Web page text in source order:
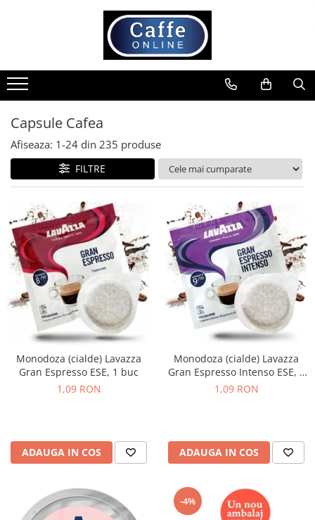
Cafea
Cafea Boabe
Capsule Cafea
Cafea Macinata
Cafea Instant
Ceai
Aparate Automate
Aparate capsule
Aparate clasice
Accesorii
Rasnite
Complementare
Capace
Cesti si farfurii
Palete cafea
Cappucino instant
Ciocolata calda
Capsule Cafea
Afiseaza: 1-24 din 235 produse
FILTRE
Monodoza (cialde) Lavazza
Gran Espresso ESE, 1 buc
1,09 RON
ADAUGA IN COS
Monodoza (cialde) Lavazza
Gran Espresso Intenso ESE, 1
buc
1,09 RON
ADAUGA IN COS
-4%